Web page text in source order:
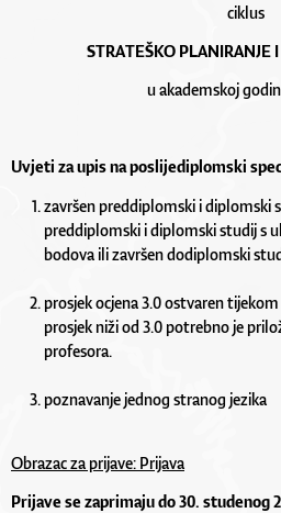
ciklus
STRATEŠKO PLANIRANJE
u akademskoj
Uvjeti za upis na poslijediplomski
završen preddiplomski i diplomski
preddiplomski i diplomski studij s
bodova ili završen dodiplomski
prosjek ocjena 3.0 ostvaren
prosjek niži od 3.0 potrebno je
profesora.
poznavanje jednog stranog jezika
Obrazac za prijave: Prijava
Prijave se zaprimaju do 30. studenog